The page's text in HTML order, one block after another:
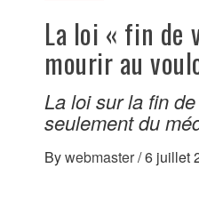
La loi « fin de
mourir au
La loi sur la fin
seulement du
Bywebmaster/6 juillet